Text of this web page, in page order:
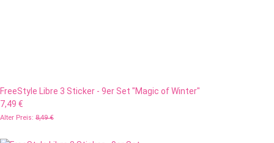
FreeStyle Libre 3 Sticker - 9er Set "Magic of Winter"
7,49 €
Alter Preis: 8,49 €